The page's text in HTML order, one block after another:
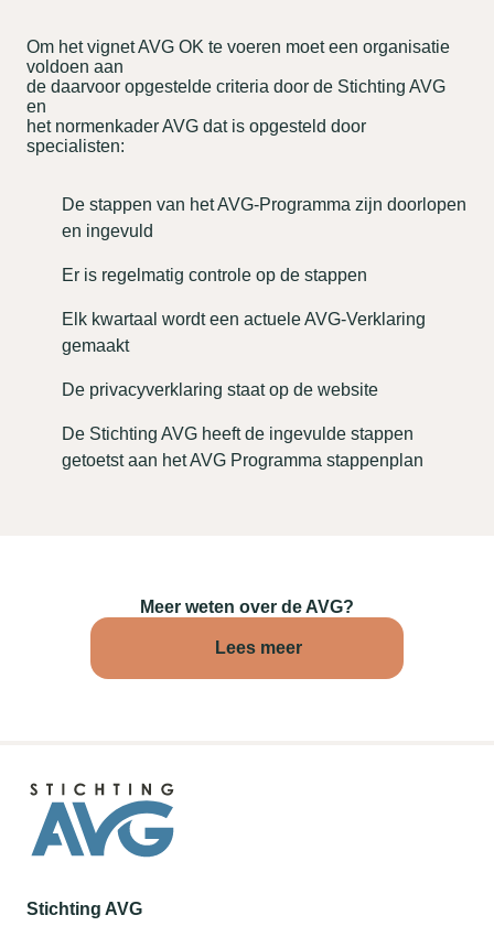
Om het vignet AVG OK te voeren moet een organisatie
voldoen aan
de daarvoor opgestelde criteria door de Stichting AVG
en
het normenkader AVG dat is opgesteld door
specialisten:
De stappen van het AVG-Programma zijn doorlopen
en ingevuld
Er is regelmatig controle op de stappen
Elk kwartaal wordt een actuele AVG-Verklaring
gemaakt
De privacyverklaring staat op de website
De Stichting AVG heeft de ingevulde stappen
getoetst aan het AVG Programma stappenplan
Meer weten over de AVG?
Lees meer
Stichting AVG